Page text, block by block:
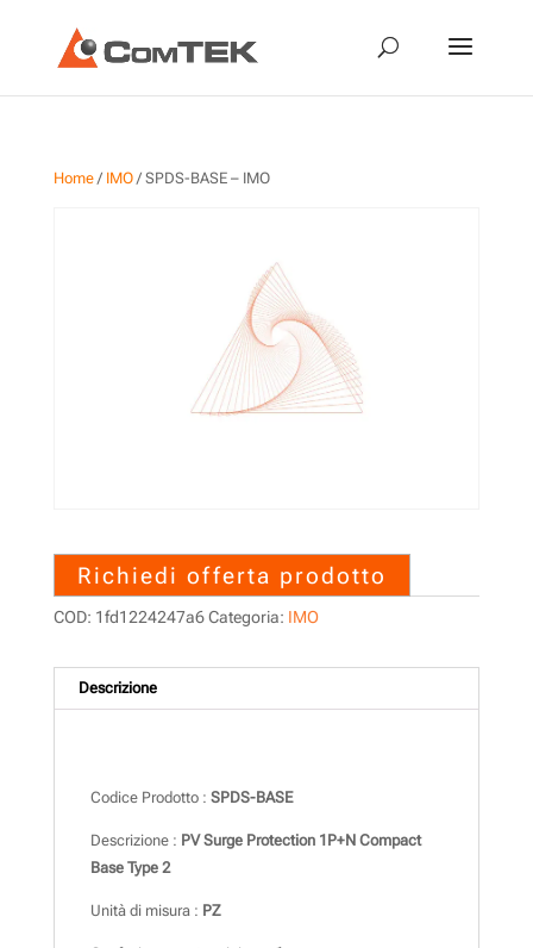
Home/ IMO/ SPDS-BASE – IMO
Richiedi offerta prodotto
COD: 1fd1224247a6 Categoria: IMO
Descrizione
Codice Prodotto : SPDS-BASE
Descrizione : PV Surge Protection 1P+N Compact
Base Type 2
Unità di misura : PZ